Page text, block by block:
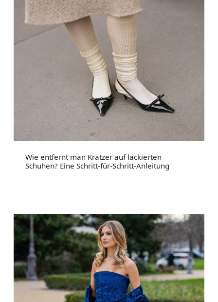
Wie entfernt man Kratzer auf lackierten
Schuhen? Eine Schritt-für-Schritt-Anleitung